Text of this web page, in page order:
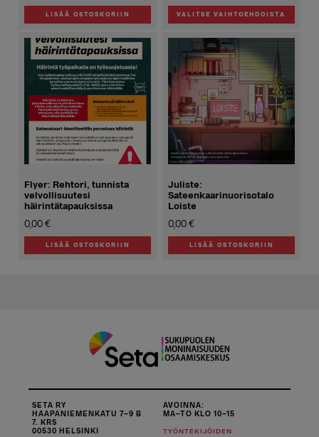
LISÄÄ OSTOSKORIIN
20,00 €
VALITSE VAIHTOEHDOISTA
tuotteella
useampi
muunnelma.
Voit
tehdä
valinnat
tuotteen
sivulla.
Flyer: Rehtori, tunnista
velvollisuutesi
häirintätapauksissa
0,00€
LISÄÄ OSTOSKORIIN
Juliste:
Sateenkaarinuorisotalo
Loiste
0,00€
LISÄÄ OSTOSKORIIN
SETA RY
HAAPANIEMENKATU 7–9 B
7. KRS
00530 HELSINKI
AVOINNA:
MA–TO KLO 10–15
TYÖNTEKIJÖIDEN